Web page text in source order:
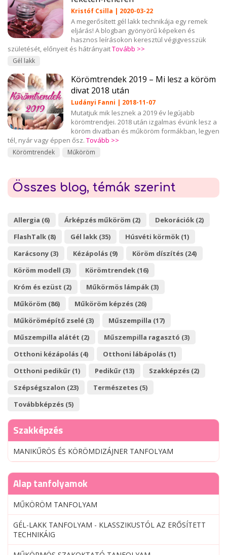
Kristóf Csilla | 2020-03-22
A megerősített gél lakk technikája egy remek
eljárás! A blogban gyönyörű képeken és
hasznos leírásokon keresztül végigvesszük
születését, előnyeit és hátrányaitTovább >>
Gél lakk
Körömtrendek 2019 – Mi lesz a köröm
divat 2018 után
Ludányi Fanni | 2018-11-07
Mutatjuk mik lesznek a 2019 év legújabb
körömtrendjei. 2018 után izgalmas évünk lesz a
köröm divatban és műköröm formákban, legyen
tél, nyár vagy éppen ősz. Tovább >>
Körömtrendek Műköröm
Összes blog, témák szerint
Allergia (6) Árképzés műköröm (2)
Dekorációk (2)
FlashTalk (8)
Gél lakk (35)
Húsvéti körmök (1)
Karácsony (3)
Kézápolás (9)
Köröm díszítés (24)
Köröm modell (3)
Körömtrendek (16)
Króm és ezüst (2)
Műkörmös lámpák (3)
Műköröm (86)
Műköröm képzés (26)
Műkörömépítő zselé (3)
Műszempilla (17)
Műszempilla alátét (2)
Műszempilla ragasztó (3)
Otthoni kézápolás (4)
Otthoni lábápolás (1)
Otthoni pedikűr (1)
Pedikűr (13)
Szakképzés (2)
Szépségszalon (23)
Természetes (5)
Továbbképzés (5)
Szakképzés
MANIKŰRÖS ÉS KÖRÖMDIZÁJNER TANFOLYAM
Alap tanfolyamok
MŰKÖRÖM TANFOLYAM
GÉL-LAKK TANFOLYAM - KLASSZIKUSTÓL AZ ERŐSÍTETT
TECHNIKÁIG